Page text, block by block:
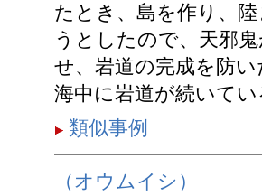
たとき、島を作り、
うとしたので、天邪
せ、岩道の完成を防
海中に岩道が続いて
類似事例
（オウムイシ）